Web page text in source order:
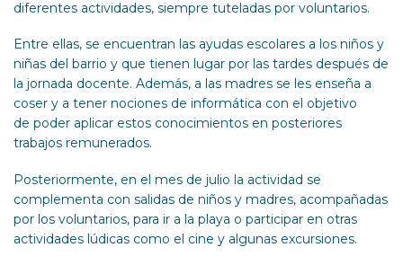
diferentes actividades, siempre tuteladas por voluntarios.
Entre ellas, se encuentran las ayudas escolares a los niños y
niñas del barrio y que tienen lugar por las tardes después de
la jornada docente. Además, a las madres se les enseña a
coser y a tener nociones de informática con el objetivo
de poder aplicar estos conocimientos en posteriores
trabajos remunerados.
Posteriormente, en el mes de julio la actividad se
complementa con salidas de niños y madres, acompañadas
por los voluntarios, para ir a la playa o participar en otras
actividades lúdicas como el cine y algunas excursiones.